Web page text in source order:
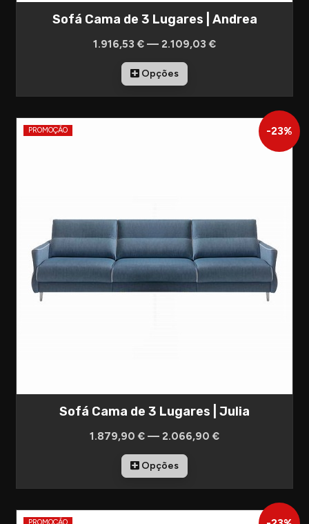
Sofá Cama de 3 Lugares | Andrea
1.916,53 € — 2.109,03 €
Opções
-23%
PROMOÇÃO
Sofá Cama de 3 Lugares | Julia
1.879,90 € — 2.066,90 €
Opções
PROMOÇÃO